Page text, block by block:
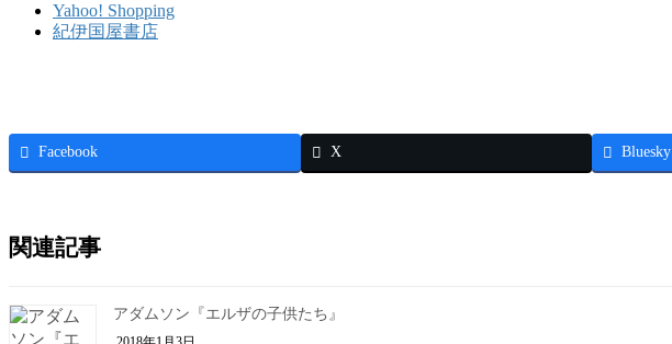
Yahoo! Shopping
紀伊国屋書店
Facebook X Bluesky
関連記事
アダムソン『エルザの子供たち』